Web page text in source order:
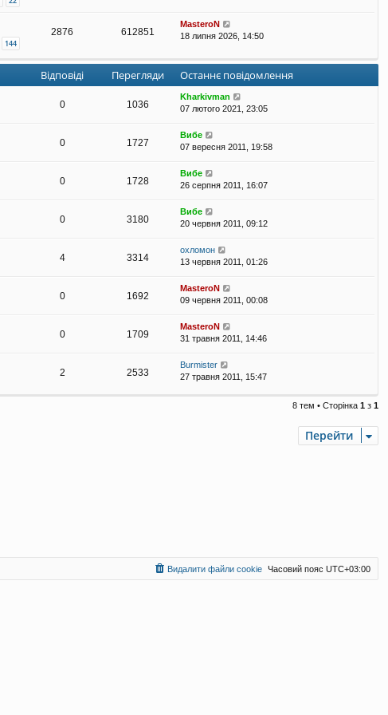
144
2876 612851
MasteroN
18 липня 2026, 14:50
Відповіді Перегляди Останнє повідомлення
0 1036
Kharkivman
07 лютого 2021, 23:05
0 1727
Вибе
07 вересня 2011, 19:58
0 1728
Вибе
26 серпня 2011, 16:07
0 3180
Вибе
20 червня 2011, 09:12
4 3314
охломон
13 червня 2011, 01:26
0 1692
MasteroN
09 червня 2011, 00:08
0 1709
MasteroN
31 травня 2011, 14:46
2 2533
Burmister
27 травня 2011, 15:47
8 тем • Сторінка 1 з 1
Перейти
Часовий пояс UTC+03:00
Видалити файли cookie